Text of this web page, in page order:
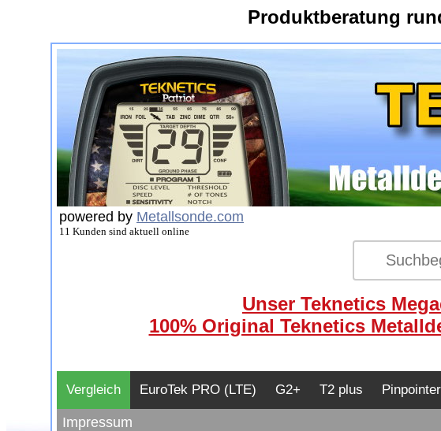
Produktberatung
powered by Metallsonde.com
11 Kunden sind aktuell online
Unser Teknetics
100% Original Teknetics
Vergleich EuroTek PRO (LTE) G2+ T2 plus Pinpointer
Impressum